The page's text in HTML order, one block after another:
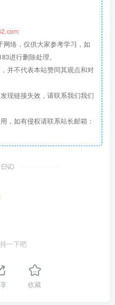
网络，仅供大家参考学习，如
进行删除处理。
并不代表本站赞同其观点和对
现链接失效，请联系我们我们
，如有侵权请联系站长邮箱：
一下吧
收藏